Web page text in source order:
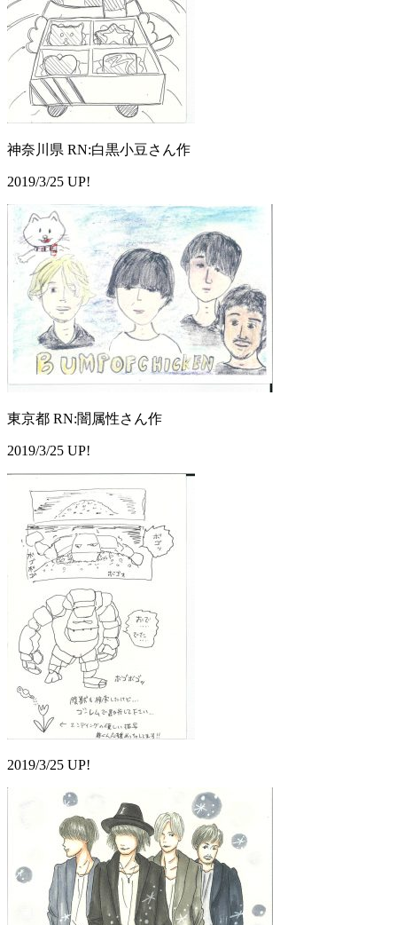
神奈川県 RN:白黒小豆さん作
2019/3/25 UP!
東京都 RN:闇属性さん作
2019/3/25 UP!
2019/3/25 UP!